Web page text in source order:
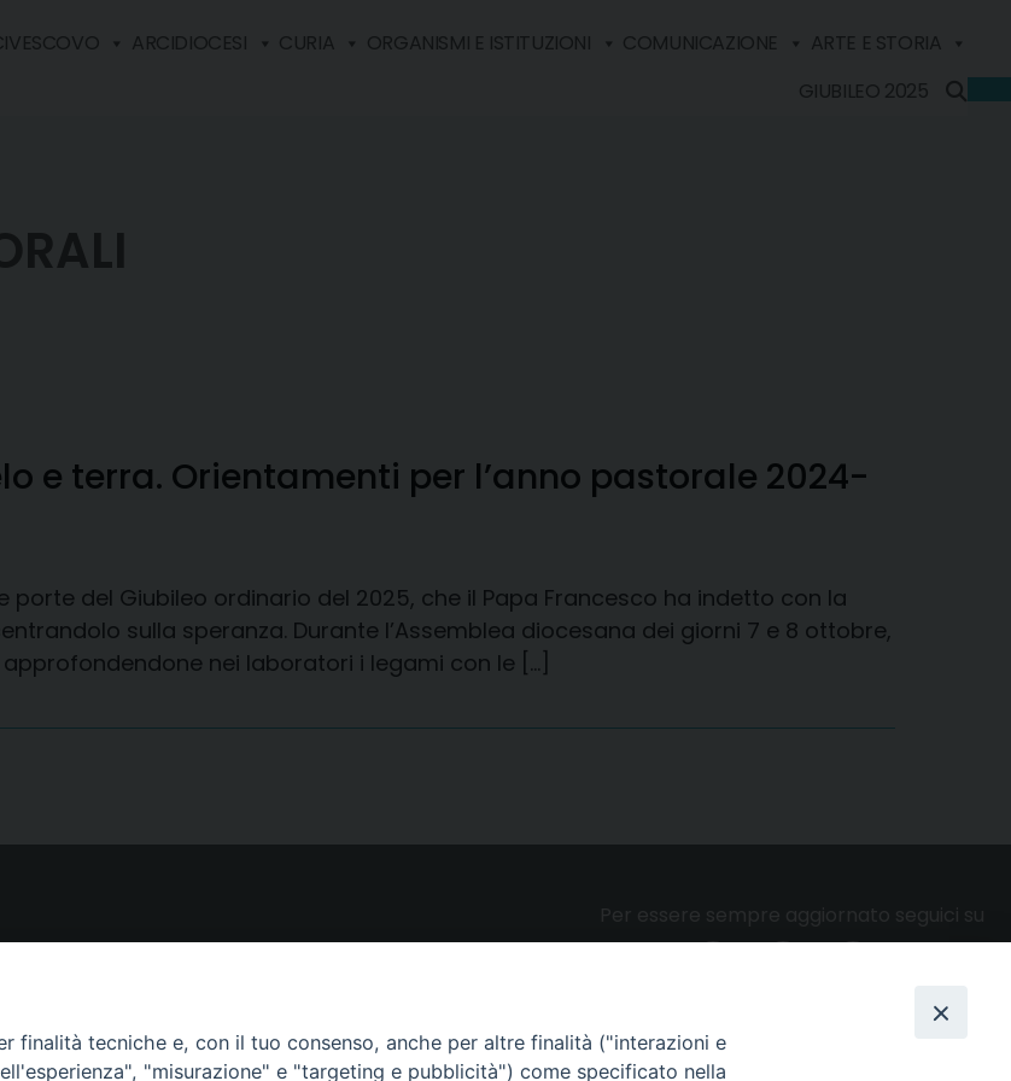
ARCIDIOCESI CURIA ORGANISMI E ISTITUZIONI COMUNICAZIONE
ARTE E STORIA
GIUBILEO 2025
e terra. Orientamenti per l’anno pastorale 2024-
porte del Giubileo ordinario del 2025, che il Papa Francesco ha indetto con la
sulla speranza. Durante l’Assemblea diocesana dei giorni 7 e 8 ottobre,
nei laboratori i legami con le […]
UTILITY Privacy e cookie policy
finalità tecniche e, con il tuo consenso, anche per altre finalità ("interazioni e
"misurazione" e "targeting e pubblicità") come specificato nella